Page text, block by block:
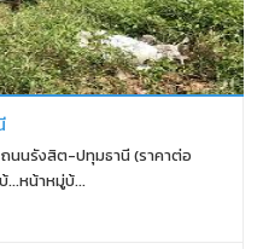
นนรังสิต-ปทุมธานี (ราคาต่อ
...หน้าหมู่บ้...